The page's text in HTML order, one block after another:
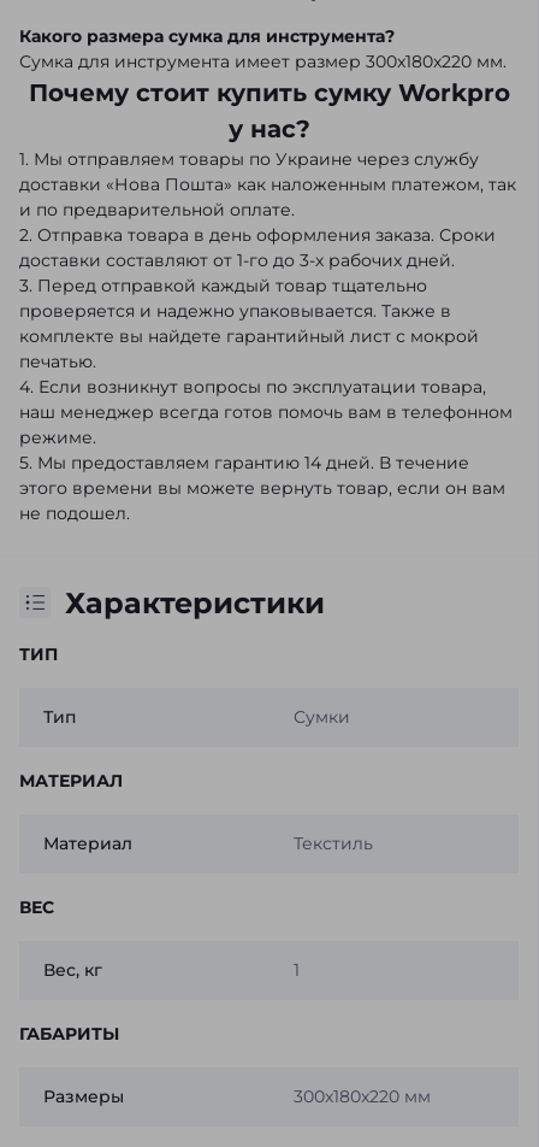
Какого размера сумка для инструмента?
Сумка для инструмента имеет размер 300x180x220 мм.
Почему стоит купить сумку Workpro
у нас?
1. Мы отправляем товары по Украине через службу
доставки «Нова Пошта» как наложенным платежом, так
и по предварительной оплате.
2. Отправка товара в день оформления заказа. Сроки
доставки составляют от 1-го до 3-х рабочих дней.
3. Перед отправкой каждый товар тщательно
проверяется и надежно упаковывается. Также в
комплекте вы найдете гарантийный лист с мокрой
печатью.
4. Если возникнут вопросы по эксплуатации товара,
наш менеджер всегда готов помочь вам в телефонном
режиме.
5. Мы предоставляем гарантию 14 дней. В течение
этого времени вы можете вернуть товар, если он вам
не подошел.
Характеристики
ТИП
Тип Сумки
МАТЕРИАЛ
Материал Текстиль
ВЕС
Вес, кг 1
ГАБАРИТЫ
Размеры 300x180x220 мм